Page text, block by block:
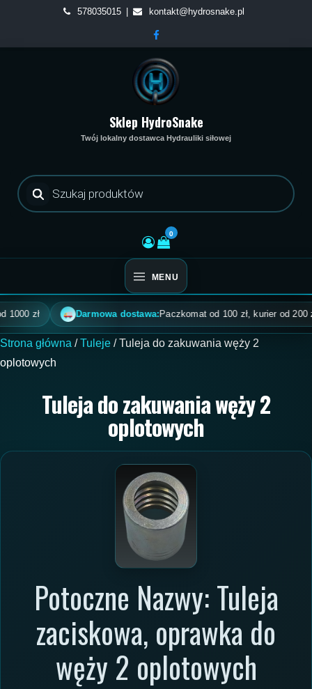
content
578035015 kontakt@hydrosnake.pl
Sklep HydroSnake
Twój lokalny dostawca Hydrauliki siłowej
Wyszukiwarka
produktów
0
MENU
zł Darmowa dostawa:Paczkomat od 100 zł, kurier od 200 zł,
Strona główna /Tuleje / Tuleja do zakuwania węży 2
oplotowych
Tuleja do zakuwania węży 2
oplotowych
Potoczne Nazwy: Tuleja
zaciskowa, oprawka do
węży 2 oplotowych